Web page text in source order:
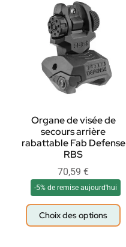
Organe de visée de
secours arrière
rabattable Fab Defense
RBS
70,59 €
-5% de remise aujourd'hui
Choix des options